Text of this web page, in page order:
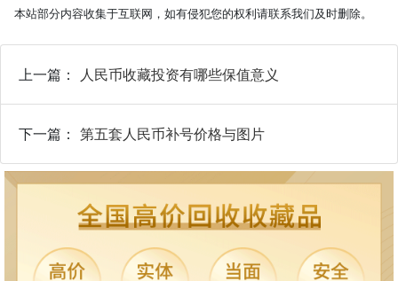
本站部分内容收集于互联网，如有侵犯您的权利请联系我们及时删除。
上一篇： 人民币收藏投资有哪些保值意义
下一篇： 第五套人民币补号价格与图片